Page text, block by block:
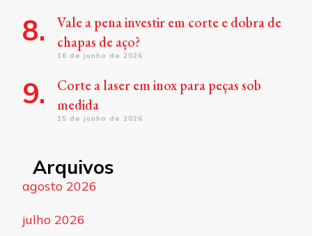
Vale a pena investir em corte e dobra de
chapas de aço?
16 de junho de 2026
Corte a laser em inox para peças sob
medida
15 de junho de 2026
Arquivos
agosto 2026
julho 2026